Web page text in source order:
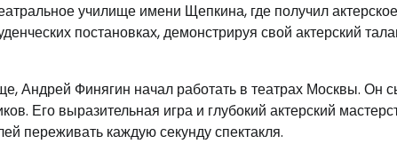
училище имени Щепкина, где получил актерское
постановках, демонстрируя свой актерский
Андрей Финягин начал работать в театрах Москвы. Он
Его выразительная игра и глубокий актерский
переживать каждую секунду спектакля.